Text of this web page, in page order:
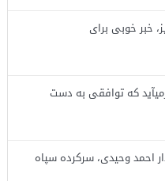
خبر خوبی برای
که توافقی به دست
احمد وحیدی، سرکرده سپاه